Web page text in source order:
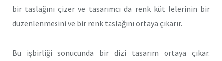
bir taslağını çizer ve tasarımcı da renk küt lelerinin bir
düzenlenmesini ve bir renk taslağını ortaya çıkarır.
Bu işbirliği sonucunda bir dizi tasarım ortaya çıkar.